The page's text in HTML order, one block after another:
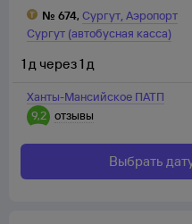
№ 674, Сургут,Аэропорт
Сургут (автобусная касса)
Ханты-Мансийское ПАТП
9,2 отзывы
1 д через1 д
Выбрать